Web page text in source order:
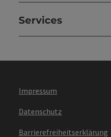
Services
Impressum
Datenschutz
Barrierefreiheitserklärung